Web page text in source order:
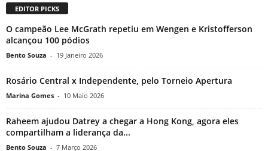
EDITOR PICKS
O campeão Lee McGrath repetiu em Wengen e Kristofferson
alcançou 100 pódios
Bento Souza - 19 Janeiro 2026
Rosário Central x Independente, pelo Torneio Apertura
Marina Gomes - 10 Maio 2026
Raheem ajudou Datrey a chegar a Hong Kong, agora eles
compartilham a liderança da...
Bento Souza - 7 Março 2026